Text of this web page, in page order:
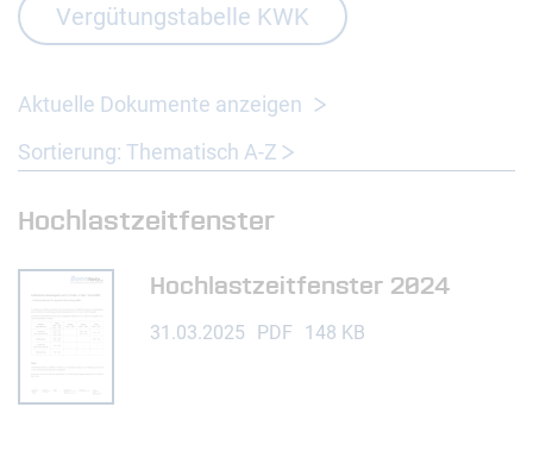
Vergütungstabelle KWK
Aktuelle Dokumente anzeigen
Sortierung: Thematisch A-Z
Hochlastzeitfenster
Hochlastzeitfenster 2024
31.03.2025 PDF 148 KB